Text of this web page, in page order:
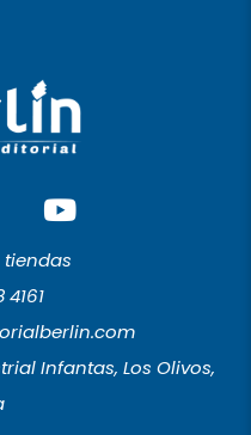
Y
o
u
u
b
e
tiendas
4161
Infantas, Los Olivos,